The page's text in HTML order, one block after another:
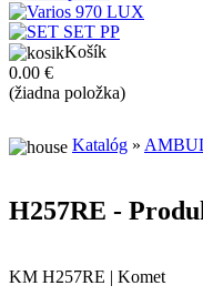
Košík
0.00 €
(žiadna položka)
Katalóg »
H257RE -
KM H257RE | Komet